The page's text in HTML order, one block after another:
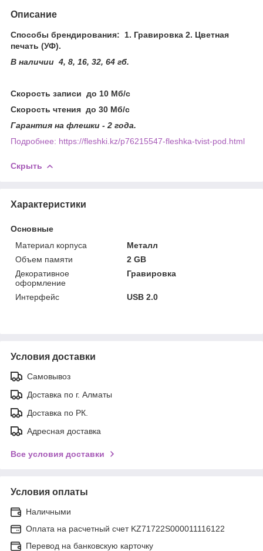
Описание
Способы брендирования: 1. Гравировка 2. Цветная
печать (УФ).
В наличии 4, 8, 16, 32, 64 гб.
Скорость записи до 10 Мб/с
Скорость чтения до 30 Мб/с
Гарантия на флешки - 2 года.
Подробнее: https://fleshki.kz/p76215547-fleshka-tvist-pod.html
Скрыть
Характеристики
Основные
Материал корпуса
Металл
Объем памяти
2 GB
Декоративное
оформление
Гравировка
Интерфейс USB 2.0
Условия доставки
Самовывоз
Доставка по г. Алматы
Доставка по РК.
Адресная доставка
Все условия доставки
Условия оплаты
Наличными
Оплата на расчетный счет KZ71722S000011116122
Перевод на банковскую карточку